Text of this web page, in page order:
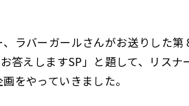
ラバーガールさんがお送りした第
答えしますSP」と題して、リスナ
をやっていきました。